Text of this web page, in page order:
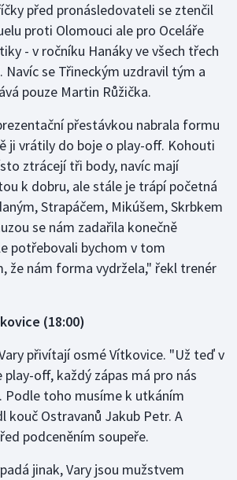
před pronásledovateli se ztenčil
proti Olomouci ale pro Oceláře
- v ročníku Hanáky ve všech třech
Navíc se Třineckým uzdravil tým a
pouze Martin Růžička.
přestávkou nabrala formu
ji vrátily do boje o play-off. Kohouti
ztrácejí tři body, navíc mají
k dobru, ale stále je trápí početná
Strapáčem, Mikúšem, Skrbkem
se nám zadařila konečně
potřebovali bychom v tom
že nám forma vydržela," řekl trenér
(18:00)
přivítají osmé Vítkovice. "Už teď v
off, každý zápas má pro nás
toho musíme k utkáním
kouč Ostravanů Jakub Petr. A
podceněním soupeře.
jinak, Vary jsou mužstvem